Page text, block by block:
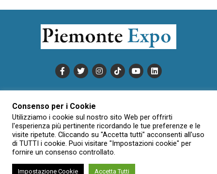
INFORMATIVA SULLA PRIVACY
CONDIZIONI DI UTILIZZO
DATI SOCIETARI
NOVAJO
CREDITS
CONTATTTI
Creative Commons Attribuzione - Non commerciale - Non opere
Consenso per i Cookie
Utilizziamo i cookie sul nostro sito Web per offrirti
l'esperienza più pertinente ricordando le tue preferenze e le
visite ripetute. Cliccando su "Accetta tutti" acconsenti all'uso
di TUTTI i cookie. Puoi visitare "Impostazioni cookie" per
fornire un consenso controllato.
Impostazione Cookie Accetta Tutti